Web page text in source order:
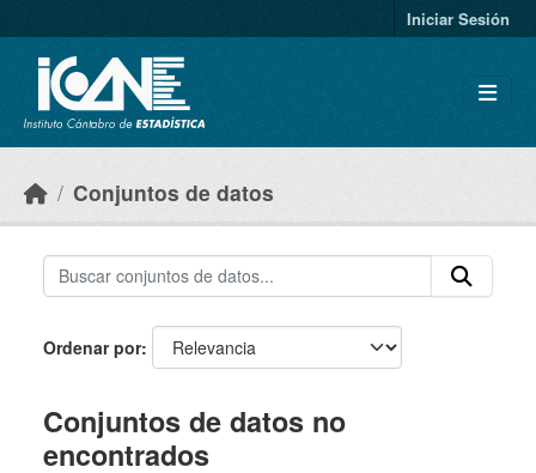
Iniciar Sesión
Conjuntos de datos
Ordenar por
Conjuntos de datos no
encontrados